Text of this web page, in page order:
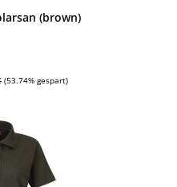
(brown)
Preis:
(53.74% gespart)